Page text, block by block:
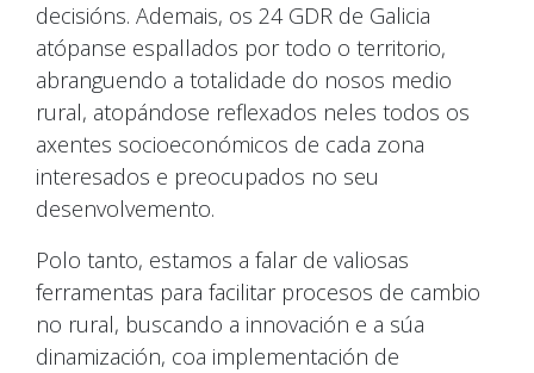
decisións. Ademais, os 24 GDR de Galicia
atópanse espallados por todo o territorio,
abranguendo a totalidade do nosos medio
rural, atopándose reflexados neles todos os
axentes socioeconómicos de cada zona
interesados e preocupados no seu
desenvolvemento.
Polo tanto, estamos a falar de valiosas
ferramentas para facilitar procesos de cambio
no rural, buscando a innovación e a súa
dinamización, coa implementación de